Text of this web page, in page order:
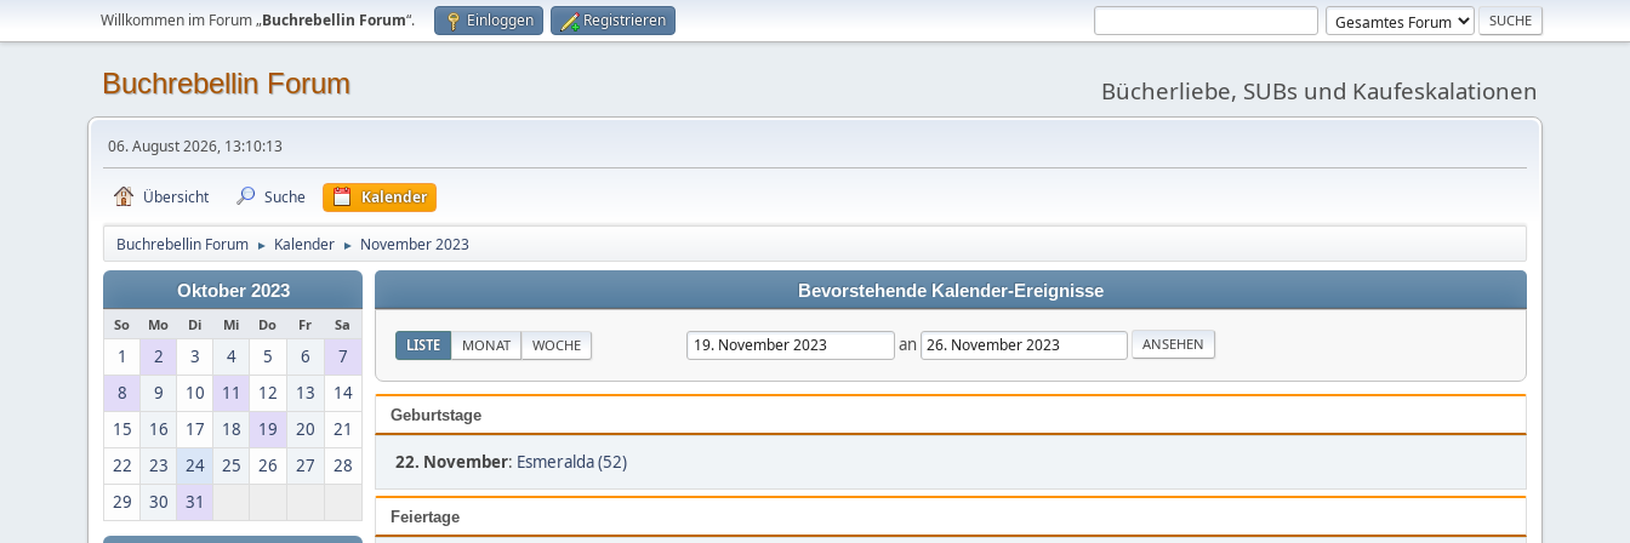
Willkommen im Forum „Buchrebellin Forum“. Einloggen Registrieren
Buchrebellin Forum Bücherliebe, SUBs und Kaufeskalationen
06. August 2026, 13:10:13
Übersicht Suche Kalender
Buchrebellin Forum ► Kalender ► November 2023
Oktober 2023
So Mo Di Mi Do Fr Sa
1 2 3 4 5 6
7
8
9 10 11 12 13
14
15
16 17 18 19 20
21
22
23 24 25 26 27
28
29
30 31
Bevorstehende Kalender-Ereignisse
LISTE MONAT WOCHE an
Geburtstage
22. November: Esmeralda (52)
Feiertage